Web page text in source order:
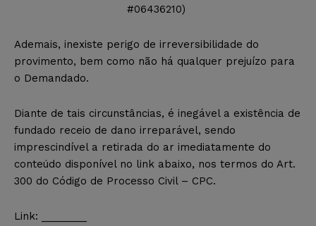
#06436210)
Ademais, inexiste perigo de irreversibilidade do
provimento, bem como não há qualquer prejuízo para
o Demandado.
Diante de tais circunstâncias, é inegável a existência de
fundado receio de dano irreparável, sendo
imprescindível a retirada do ar imediatamente do
conteúdo disponível no link abaixo, nos termos do Art.
300 do Código de Processo Civil – CPC.
Link: ________